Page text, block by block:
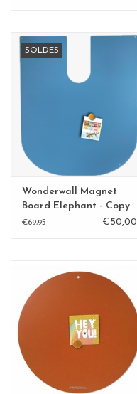
SOLDES
Wonderwall Magnet
Board Elephant - Copy
€69,95 €50,00